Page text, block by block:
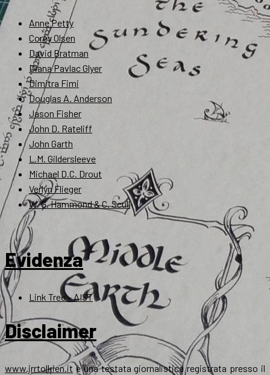
Anne Petty
Corey Olsen
David Bratman
Diana Pavlac Glyer
Dimitra Fimi
Douglas A. Anderson
Jason Fisher
John D. Rateliff
John Garth
L.M. Gildersleeve
Michael D.C. Drout
Verlyn Flieger
W. G. Hammond & C. Scull
Evidenza
Link Tree – AIST
Disclaimer
www.jrrtolkien.it è una testata giornalistica registrata presso il